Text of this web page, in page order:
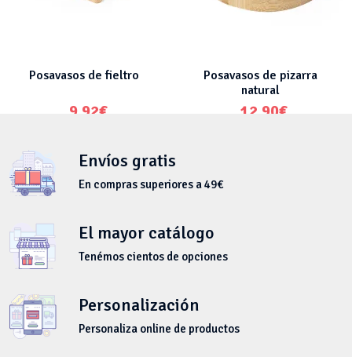
Posavasos de fieltro
9.92€
Posavasos de pizarra
natural
12.90€
Envíos gratis
En compras superiores a 49€
El mayor catálogo
Tenémos cientos de opciones
Personalización
Personaliza online de productos